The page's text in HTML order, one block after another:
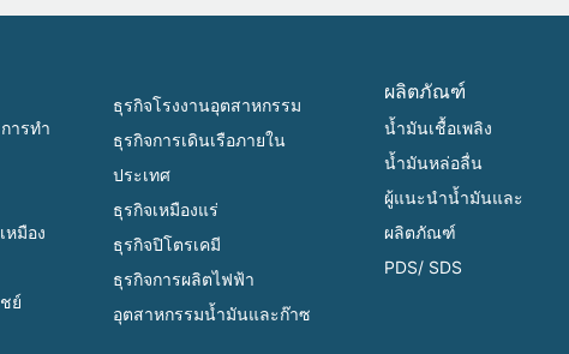
ารทำ
หมือง
ย์
ธุรกิจโรงงานอุตสาหกรรม
ธุรกิจการเดินเรือภายใน
ประเทศ
ธุรกิจเหมืองแร่
ธุรกิจปิโตรเคมี
ธุรกิจการผลิตไฟฟ้า
อุตสาหกรรมน้ำมันและก๊าซ
ผลิตภัณฑ์
น้ำมันเชื้อเพลิง
น้ำมันหล่อลื่น
ผู้แนะนำน้ำมันและ
ผลิตภัณฑ์
PDS/ SDS